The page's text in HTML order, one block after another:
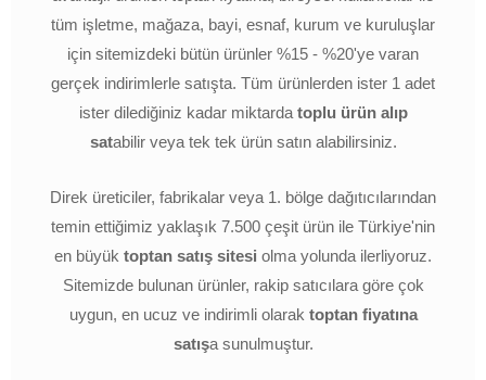
tüm işletme, mağaza, bayi, esnaf, kurum ve kuruluşlar
için sitemizdeki bütün ürünler %15 - %20'ye varan
gerçek indirimlerle satışta. Tüm ürünlerden ister 1 adet
ister dilediğiniz kadar miktarda toplu ürün alıp
satabilir veya tek tek ürün satın alabilirsiniz.
Direk üreticiler, fabrikalar veya 1. bölge dağıtıcılarından
temin ettiğimiz yaklaşık 7.500 çeşit ürün ile Türkiye'nin
en büyük toptan satış sitesi olma yolunda ilerliyoruz.
Sitemizde bulunan ürünler, rakip satıcılara göre çok
uygun, en ucuz ve indirimli olarak toptan fiyatına
satışa sunulmuştur.